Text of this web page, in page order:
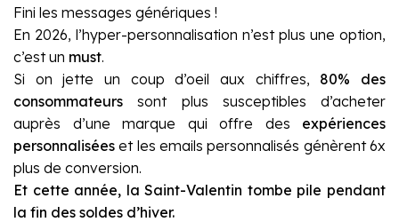
Fini les messages génériques !
En 2026, l’hyper-personnalisation n’est plus une option,
c’est un must.
Si on jette un coup d’oeil aux chiffres, 80% des
consommateurs sont plus susceptibles d’acheter
auprès d’une marque qui offre des expériences
personnalisées et les emails personnalisés génèrent 6x
plus de conversion.
Et cette année, la Saint-Valentin tombe pile pendant
la fin des soldes d’hiver.